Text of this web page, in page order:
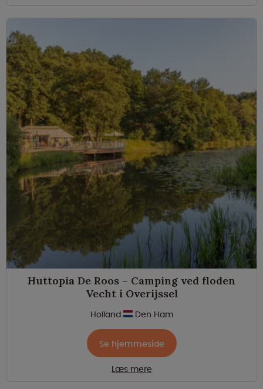
Huttopia De Roos – Camping ved floden
Vecht i Overijssel
Holland Den Ham
Se hjemmeside
Læs mere